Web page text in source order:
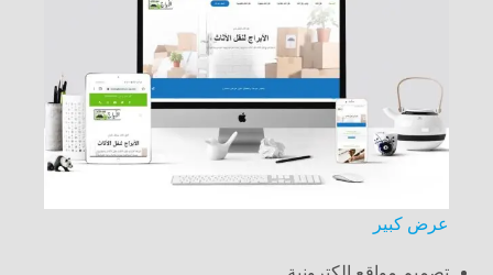
عرض كبير